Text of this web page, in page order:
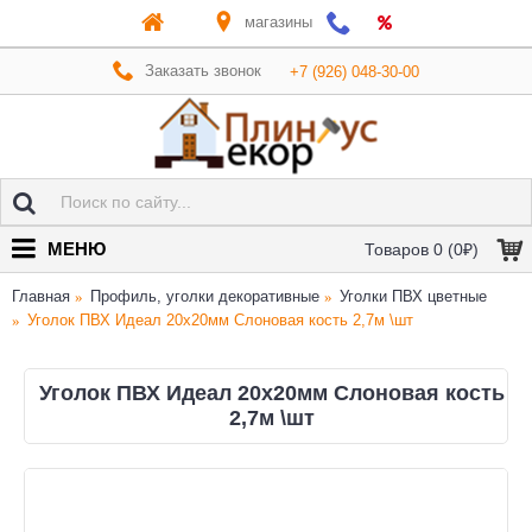
магазины
Заказать звонок +7 (926) 048-30-00
Товаров 0 (0₽)
МЕНЮ
Главная Профиль, уголки декоративные
Уголки ПВХ цветные
Уголок ПВХ Идеал 20х20мм Слоновая кость 2,7м \шт
Уголок ПВХ Идеал 20х20мм Слоновая кость
2,7м \шт